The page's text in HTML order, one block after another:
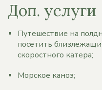
Доп. услуги
Путешествие на
посетить
скоростного катера;
Морское каноэ;